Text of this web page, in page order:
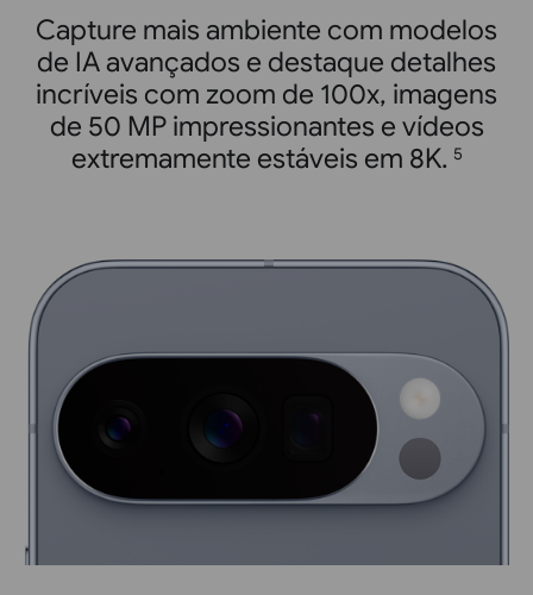
Capture mais ambiente com modelos
de IA avançados e destaque detalhes
incríveis com zoom de 100x, imagens
de 50 MP impressionantes e vídeos
extremamente estáveis em 8K. 5